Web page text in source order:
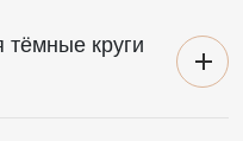
тёмные круги